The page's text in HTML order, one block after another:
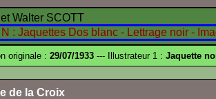
Walter SCOTT
originale : 29/07/1933 --- Illustrateur 1 : Jaquette
de la Croix